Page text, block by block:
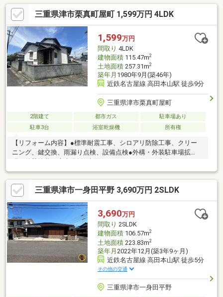
外装駐車場拡張、外壁塗装●水回りシステムキッチン交換、ユニ
ットバス交換、トイレ交換、洗面化粧台交換●内装室内ドア（一
部）交換、床材上張り、シューズボックス交換、クロス張替え、
畳表替え●その他設備給湯器交換、インターホン設置、火災警報
器設置、照明器具交換【おすすめポイント】・雨漏り、構造上主
要な部分の欠陥や・
三重県津市栗真町屋町 1,599万円 4LDK
1,599万円
間取り 4LDK
建物面積115.47m2
土地面積257.31m2
築年月 1980年9月(築46年)
近鉄名古屋線 高田本山駅 徒歩9分
三重県津市栗真町屋町
2階建て 都市ガス
駐車場あり
駐車3台
浴室乾燥機 所有権
【リフォーム内容】●標準耐震工事、シロアリ防除工事、クリー
ニング、鍵交換、雨漏り点検、設備点検●外構・外装駐車場拡
トバス交換、トイレ交換、洗面化粧台交換●内装間取変更、室内
ドア交換、床材上張り、シューズボックス交換、クロス張替え、
畳表替え、障子・襖張替え●その他設備給湯器交換、インターホ
ン設置、火災警報器設置、照明器具交換【おすすめポイント】・
本物件は条件により住宅ローン減税が適用されます。・雨漏り、
構造上主要な部分の欠陥や・腐食、給排水管の故障や漏水につい
てお引渡しより２年間保証
三重県津市一身田平野 3,690万円 2SLDK
3,690万円
間取り 2SLDK
建物面積106.57m2
土地面積223.83m2
築年月 2022年12月(築3年9ヶ月)
近鉄名古屋線 高田本山駅 徒歩5分
その他の交通
三重県津市一身田平野